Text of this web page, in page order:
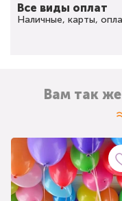
Все виды оплат
Наличные, карты,
Вам так